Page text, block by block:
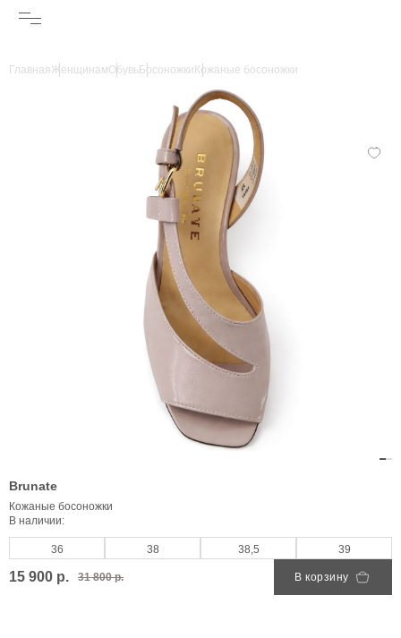
ГлавнаяЖенщинамОбувьБосоножки Кожаные босоножки
Brunate
Кожаные босоножки
В наличии:
36 38 38,5 39
15 900 р. 31 800 р. В корзину